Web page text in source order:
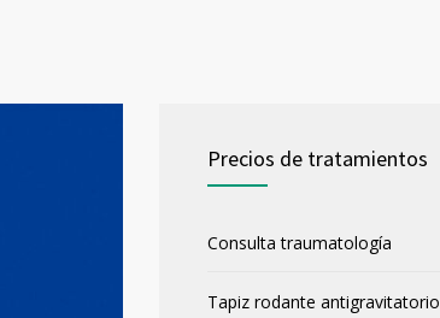
Precios de tratamientos
Consulta traumatología
Tapiz rodante antigravitatorio